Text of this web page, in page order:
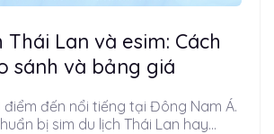
Thái Lan và esim: Cách
sánh và bảng giá
đến nổi tiếng tại Đông Nam Á.
bị sim du lịch Thái Lan hay...